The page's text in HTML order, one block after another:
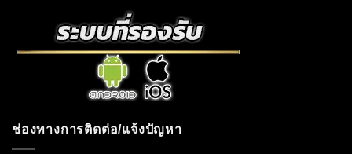
ช่องทางการติดต่อ/แจ้งปัญหา